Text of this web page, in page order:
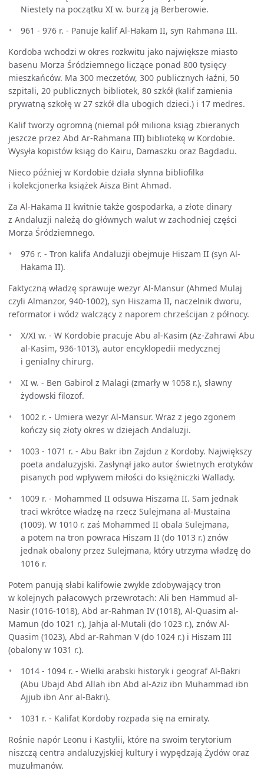
Niestety na początku XI w. burzą ją Berberowie.
961 - 976 r. - Panuje kalif Al-Hakam II, syn Rahmana III.
Kordoba wchodzi w okres rozkwitu jako największe miasto
basenu Morza Śródziemnego liczące ponad 800 tysięcy
mieszkańców. Ma 300 meczetów, 300 publicznych łaźni, 50
szpitali, 20 publicznych bibliotek, 80 szkół (kalif zamienia
prywatną szkołę w 27 szkół dla ubogich dzieci.) i 17 medres.
Kalif tworzy ogromną (niemal pół miliona ksiąg zbieranych
jeszcze przez Abd Ar-Rahmana III) bibliotekę w Kordobie.
Wysyła kopistów ksiąg do Kairu, Damaszku oraz Bagdadu.
Nieco później w Kordobie działa słynna bibliofilka
i kolekcjonerka książek Aisza Bint Ahmad.
Za Al-Hakama II kwitnie także gospodarka, a złote dinary
z Andaluzji należą do głównych walut w zachodniej części
Morza Śródziemnego.
976 r. - Tron kalifa Andaluzji obejmuje Hiszam II (syn Al-
Hakama II).
Faktyczną władzę sprawuje wezyr Al-Mansur (Ahmed Mulaj
czyli Almanzor, 940-1002), syn Hiszama II, naczelnik dworu,
reformator i wódz walczący z naporem chrześcijan z północy.
X/XI w. - W Kordobie pracuje Abu al-Kasim (Az-Zahrawi Abu
al-Kasim, 936-1013), autor encyklopedii medycznej
i genialny chirurg.
XI w. - Ben Gabirol z Malagi (zmarły w 1058 r.), sławny
żydowski filozof.
1002 r. - Umiera wezyr Al-Mansur. Wraz z jego zgonem
kończy się złoty okres w dziejach Andaluzji.
1003 - 1071 r. - Abu Bakr ibn Zajdun z Kordoby. Największy
poeta andaluzyjski. Zasłynął jako autor świetnych erotyków
pisanych pod wpływem miłości do księżniczki Wallady.
1009 r. - Mohammed II odsuwa Hiszama II. Sam jednak
traci wkrótce władzę na rzecz Sulejmana al-Mustaina
(1009). W 1010 r. zaś Mohammed II obala Sulejmana,
a potem na tron powraca Hiszam II (do 1013 r.) znów
jednak obalony przez Sulejmana, który utrzyma władzę do
1016 r.
Potem panują słabi kalifowie zwykle zdobywający tron
w kolejnych pałacowych przewrotach: Ali ben Hammud al-
Nasir (1016-1018), Abd ar-Rahman IV (1018), Al-Quasim al-
Mamun (do 1021 r.), Jahja al-Mutali (do 1023 r.), znów Al-
Quasim (1023), Abd ar-Rahman V (do 1024 r.) i Hiszam III
(obalony w 1031 r.).
1014 - 1094 r. - Wielki arabski historyk i geograf Al-Bakri
(Abu Ubajd Abd Allah ibn Abd al-Aziz ibn Muhammad ibn
Ajjub ibn Anr al-Bakri).
1031 r. - Kalifat Kordoby rozpada się na emiraty.
Rośnie napór Leonu i Kastylii, które na swoim terytorium
niszczą centra andaluzyjskiej kultury i wypędzają Żydów oraz
muzułmanów.